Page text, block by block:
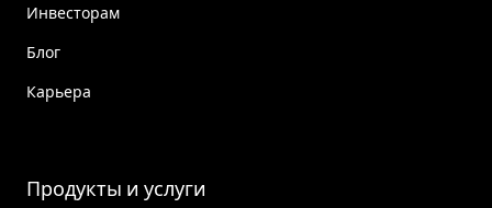
Инвесторам
Блог
Карьера
Продукты и услуги